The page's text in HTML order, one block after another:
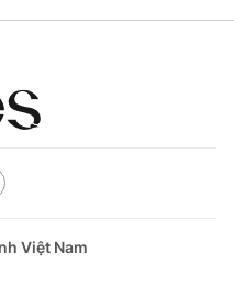
Việt Nam